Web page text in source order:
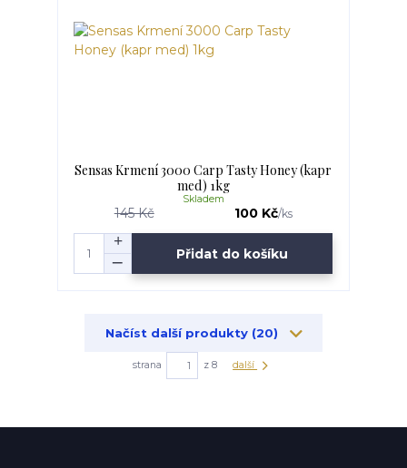
Sensas Krmení 3000 Carp Tasty Honey (kapr
med) 1kg
145 Kč 100 Kč/ks
Skladem
Přidat do košíku
Načíst další produkty (20)
strana z 8 další